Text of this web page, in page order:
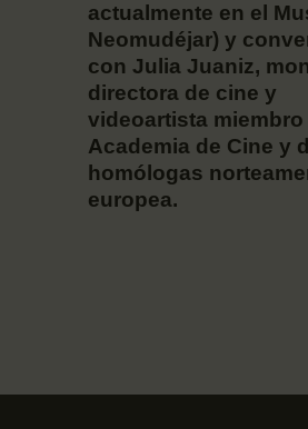
actualmente en el
Neomudéjar) y
con Julia Juaniz,
directora de cine y
videoartista miembro
Academia de Cine y
homólogas
europea.